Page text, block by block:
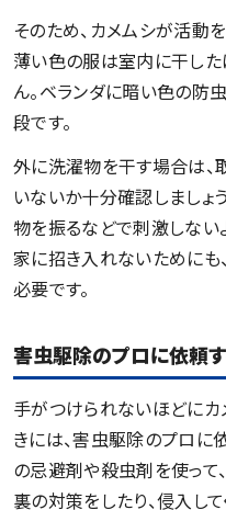
そのため、カメムシが活動
薄い色の服は室内に干し
ん。ベランダに暗い色の防
段です。
外に洗濯物を干す場合は、
いないか十分確認しましょ
物を振るなどで刺激しない
家に招き入れないために
必要です。
害虫駆除のプロに依頼
手がつけられないほどにカ
きには、害虫駆除のプロに
の忌避剤や殺虫剤を使って
裏の対策をしたり、侵入し